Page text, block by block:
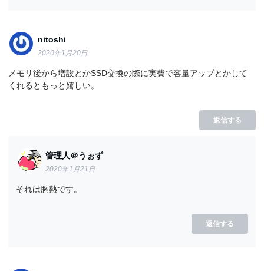
nitoshi
2020年1月20日
メモリ後から増設とかSSD交換の際に実費で容量アップとかして
くれるともっと嬉しい。
返信する
管理人＠うぉず
2020年1月21日
それは胸熱です。
返信する